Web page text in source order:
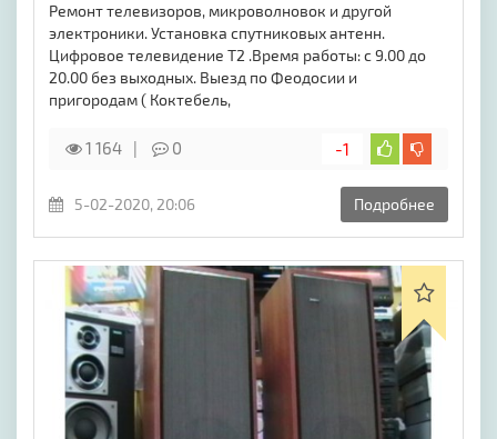
Ремонт телевизоров, микроволновок и другой
электроники. Установка спутниковых антенн.
Цифровое телевидение Т2 .Время работы: с 9.00 до
20.00 без выходных. Выезд по Феодосии и
пригородам ( Коктебель,
1 164 0 -1
5-02-2020, 20:06 Подробнее